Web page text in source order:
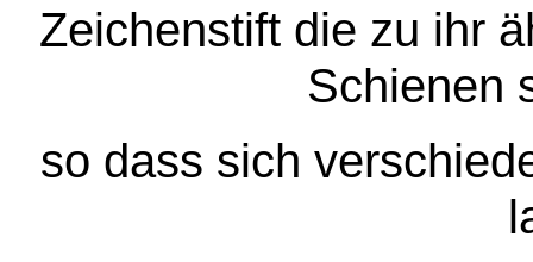
Zeichenstift die zu ihr
Schienen
so dass sich